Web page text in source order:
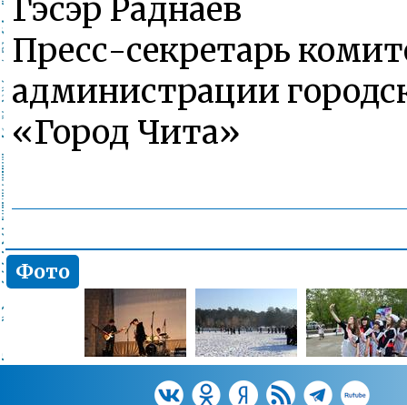
Гэсэр Раднаев
Пресс-секретарь
администрации
«Город Чита»
Фото